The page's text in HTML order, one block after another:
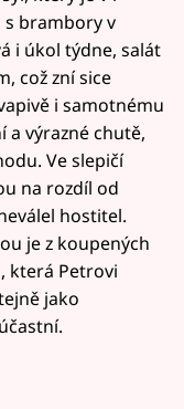
s brambory v
i úkol týdne, salát
což zní sice
i samotnému
a výrazné chutě,
Ve slepičí
na rozdíl od
hostitel.
je z koupených
která Petrovi
jako